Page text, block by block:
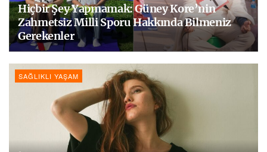
Hiçbir Şey Yapmamak: Güney Kore’nin
Zahmetsiz Milli Sporu Hakkında Bilmeniz
Gerekenler
SAĞLIKLI YAŞAM